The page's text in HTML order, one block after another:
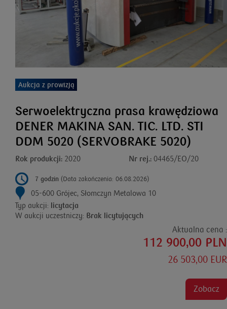
Aukcja z prowizją
Serwoelektryczna prasa krawędziowa
DENER MAKINA SAN. TIC. LTD. STI
DDM 5020 (SERVOBRAKE 5020)
Rok produkcji: 2020 Nr rej.: 04465/EO/20
Aktualna cena :
112 900,00 PLN
26 503,00 EUR
Zobacz
7 godzin (Data zakończenia: 06.08.2026)
05-600 Grójec, Słomczyn Metalowa 10
Typ aukcji: licytacja
W aukcji uczestniczy: Brak licytujących